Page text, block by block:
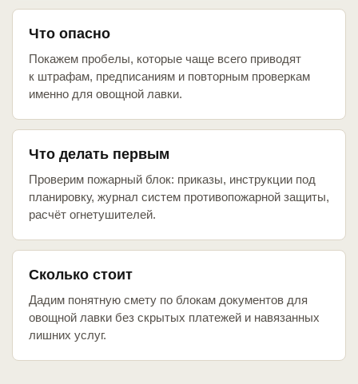
Что опасно
Покажем пробелы, которые чаще всего приводят
к штрафам, предписаниям и повторным проверкам
именно для овощной лавки.
Что делать первым
Проверим пожарный блок: приказы, инструкции под
планировку, журнал систем противопожарной защиты,
расчёт огнетушителей.
Сколько стоит
Дадим понятную смету по блокам документов для
овощной лавки без скрытых платежей и навязанных
лишних услуг.